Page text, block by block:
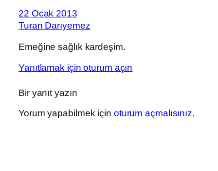
22 Ocak 2013
Turan Darıyemez
Emeğine sağlık kardeşim.
Yanıtlamak için oturum açın
Bir yanıt yazın
Yorum yapabilmek için oturum açmalısınız.